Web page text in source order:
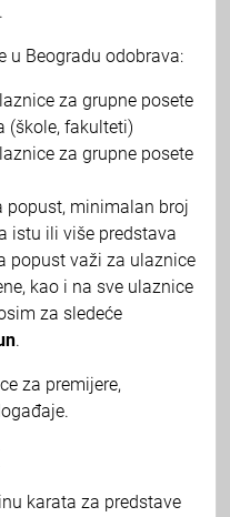
u Beogradu odobrava:
za grupne posete
(škole, fakulteti)
za grupne posete
popust, minimalan broj
istu ili više predstava
popust važi za ulaznice
kao i na sve ulaznice
za sledeće
.
za premijere,
karata za predstave